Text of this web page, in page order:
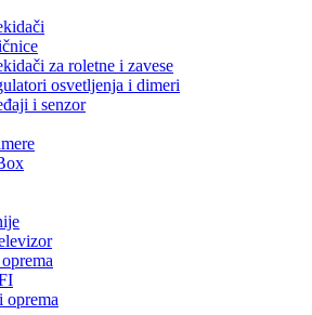
za roletne i zavese
osvetljenja i dimeri
i senzor
oprema